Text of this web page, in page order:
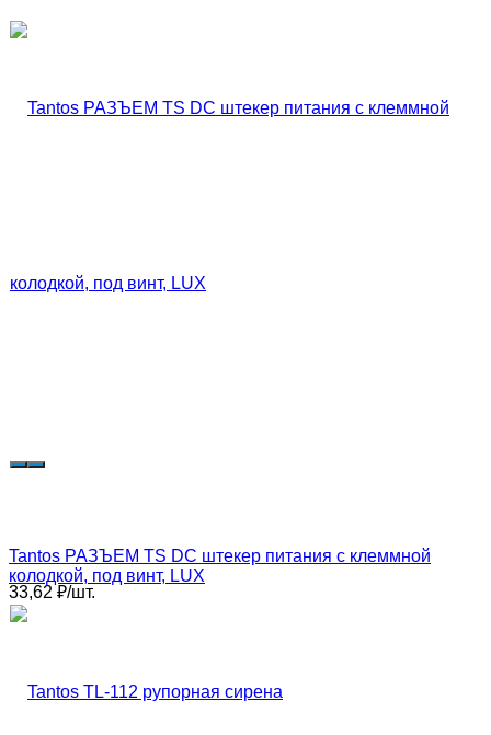
Tantos РАЗЪЕМ TS DC штекер питания с клеммной
колодкой, под винт, LUX
33,62 ₽/шт.